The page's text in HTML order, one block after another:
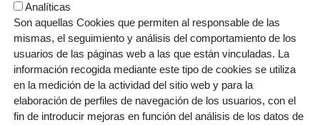
ORRI-OINA
Contacto Trabaja con nosotros
TESTU-LEGALAK
Política de cookies Política de privacidad
Analíticas
Son aquellas Cookies que permiten al responsable de las
mismas, el seguimiento y análisis del comportamiento de los
usuarios de las páginas web a las que están vinculadas. La
información recogida mediante este tipo de cookies se utiliza
en la medición de la actividad del sitio web y para la
elaboración de perfiles de navegación de los usuarios, con el
fin de introducir mejoras en función del análisis de los datos de